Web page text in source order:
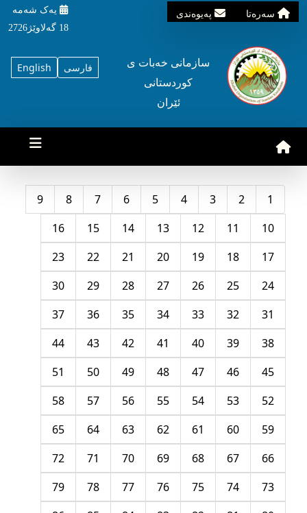
سه‌ره‌تا په‌یوه‌ندی
یه‌ک شه‌مه‌
18 گه‌لاوێژ2726
English فارسی
سازمانی خه‌بات ی
کوردستانی
ئێران
1
2
3
4
5
6
7
8
9
10
11
12
13
14
15
16
17
18
19
20
21
22
23
24
25
26
27
28
29
30
31
32
33
34
35
36
37
38
39
40
41
42
43
44
45
46
47
48
49
50
51
52
53
54
55
56
57
58
59
60
61
62
63
64
65
66
67
68
69
70
71
72
73
74
75
76
77
78
79